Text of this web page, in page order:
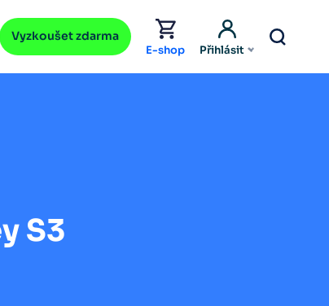
Vyzkoušet zdarma
E-shop Přihlásit
S3